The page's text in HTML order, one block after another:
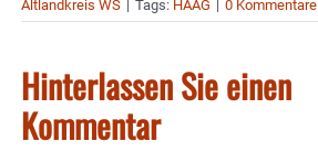
Altlandkreis WS | Tags: HAAG | 0 Kommentare
Hinterlassen Sie einen
Kommentar